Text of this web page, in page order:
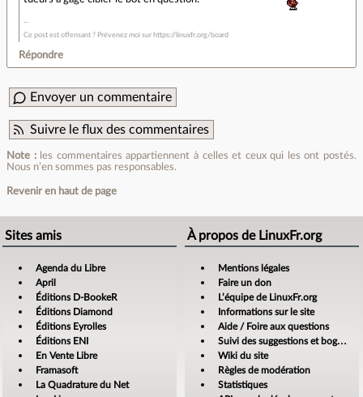
Ce post est offensant ? Prévenez moi sur https://linuxfr.org/board
Répondre
Envoyer un commentaire
Suivre le flux des commentaires
Note :les commentaires appartiennent à celles et ceux qui les ont postés.
Nous n’en sommes pas responsables.
Revenir en haut de page
Sites amis
Agenda du Libre
April
Éditions D-BookeR
Éditions Diamond
Éditions Eyrolles
Éditions ENI
En Vente Libre
Framasoft
La Quadrature du Net
À propos de LinuxFr.org
Mentions légales
Faire un don
L’équipe de LinuxFr.org
Informations sur le site
Aide / Foire aux questions
Suivi des suggestions et bogues
Wiki du site
Règles de modération
Statistiques